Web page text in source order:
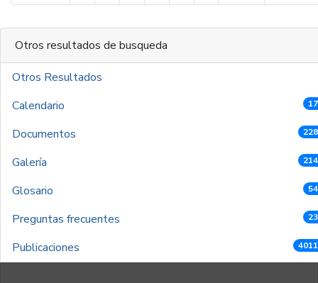
Otros resultados de busqueda
Otros Resultados
Calendario
Documentos
Galería
Glosario
Preguntas frecuentes
Publicaciones